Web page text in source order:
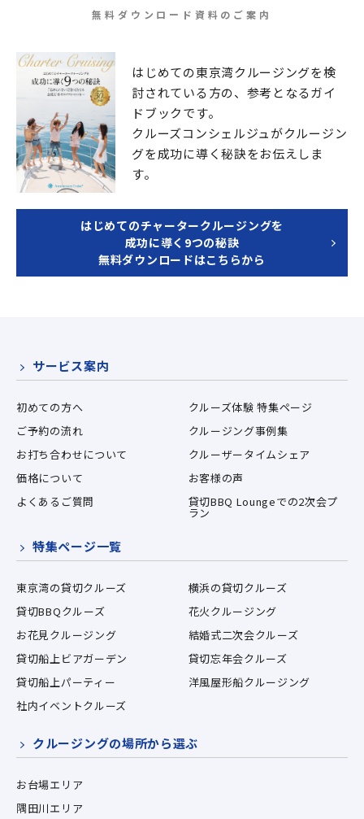
無料ダウンロード資料のご案内
はじめての東京湾クルージングを検
討されている方の、 参考となるガイ
ドブックです。
クルーズコンシェルジュがクルージン
グを成功に導く秘訣をお伝えしま
す。
はじめてのチャータークルージングを
成功に導く9つの秘訣
無料ダウンロードはこちらから
サービス案内
初めての方へ
クルーズ体験 特集ページ
ご予約の流れ
クルージング事例集
お打ち合わせについて
クルーザータイムシェア
価格について
お客様の声
よくあるご質問
貸切BBQ Loungeでの2次会プ
ラン
特集ページ一覧
東京湾の貸切クルーズ
横浜の貸切クルーズ
貸切BBQクルーズ
花火クルージング
お花見クルージング
結婚式二次会クルーズ
貸切船上ビアガーデン
貸切忘年会クルーズ
貸切船上パーティー
洋風屋形船クルージング
社内イベントクルーズ
クルージングの場所から選ぶ
お台場エリア
隅田川エリア